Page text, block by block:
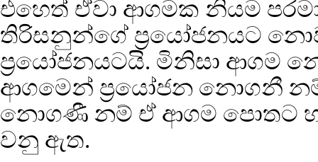
එහෙත් ඒවා ආගමක නියම
තිරිසනුන්ගේ ප්‍රයෝජනයට
ප්‍රයෝජනයටයි. මිනිසා ආගම
ආගමෙන් ප්‍රයෝජන නොගනී
නොගණී නම් ඒ ආගම පොතට
වනු ඇත.